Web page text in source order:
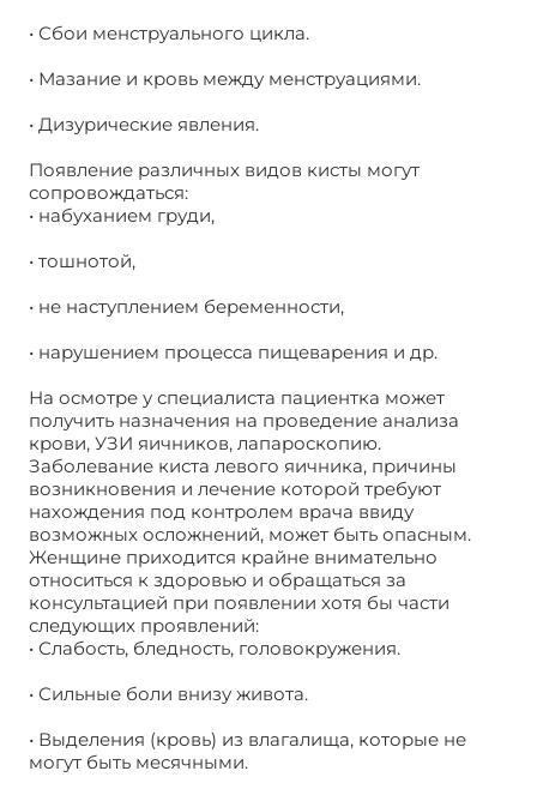
• Сбои менструального цикла.
• Мазание и кровь между менструациями.
• Дизурические явления.
Появление различных видов кисты могут
сопровождаться:
• набуханием груди,
• тошнотой,
• не наступлением беременности,
• нарушением процесса пищеварения и др.
На осмотре у специалиста пациентка может
получить назначения на проведение анализа
крови, УЗИ яичников, лапароскопию.
Заболевание киста левого яичника, причины
возникновения и лечение которой требуют
нахождения под контролем врача ввиду
возможных осложнений, может быть опасным.
Женщине приходится крайне внимательно
относиться к здоровью и обращаться за
консультацией при появлении хотя бы части
следующих проявлений:
• Слабость, бледность, головокружения.
• Сильные боли внизу живота.
• Выделения (кровь) из влагалища, которые не
могут быть месячными.